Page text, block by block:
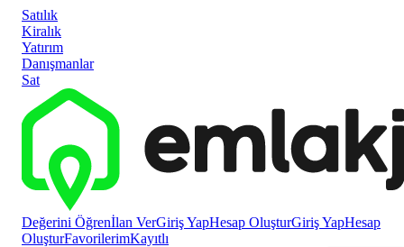
Satılık
Kiralık
Yatırım
Danışmanlar
Sat
Değerini Öğrenİlan VerGiriş YapHesap OluşturGiriş YapHesap
OluşturFavorilerimKayıtlı